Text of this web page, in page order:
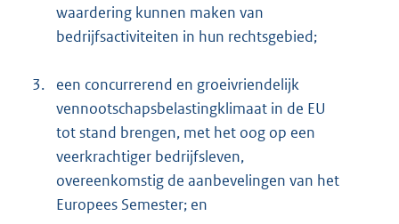
waardering kunnen maken van
bedrijfsactiviteiten in hun rechtsgebied;
3.
een concurrerend en groeivriendelijk
vennootschapsbelastingklimaat in de EU
tot stand brengen, met het oog op een
veerkrachtiger bedrijfsleven,
overeenkomstig de aanbevelingen van het
Europees Semester; en